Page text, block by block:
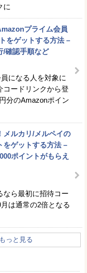
に
プライム会員
をゲットする方法 –
/確認手順など
になる人を対象に
コードリンクから登
分のAmazonポイン
メルカリ/メルペイの
をゲットする方法 –
ポイントがもらえ
なら最初に招待コー
は通常の2倍となる
っと見る